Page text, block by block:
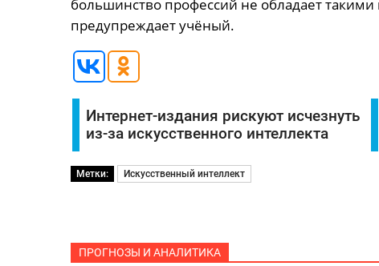
большинство профессий не обладает
предупреждает учёный.
Интернет-издания рискуют исчезнуть
из-за искусственного интеллекта
Метки: Искусственный интеллект
ПРОГНОЗЫ И АНАЛИТИКА